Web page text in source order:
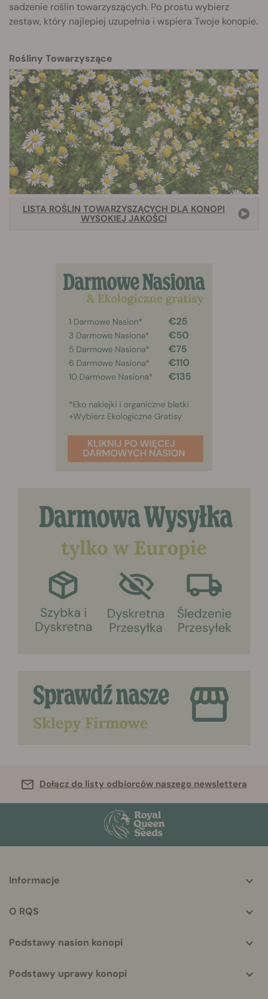
sadzenie roślin towarzyszących. Po prostu wybierz
zestaw, który najlepiej uzupełnia i wspiera Twoje konopie.
Rośliny Towarzyszące
LISTA ROŚLIN TOWARZYSZĄCYCH DLA KONOPI
WYSOKIEJ JAKOŚCI
Dołącz do listy odbiorców naszego newslettera
helpful
Informacje
O RQS
Podstawy nasion konopi
Podstawy uprawy konopi